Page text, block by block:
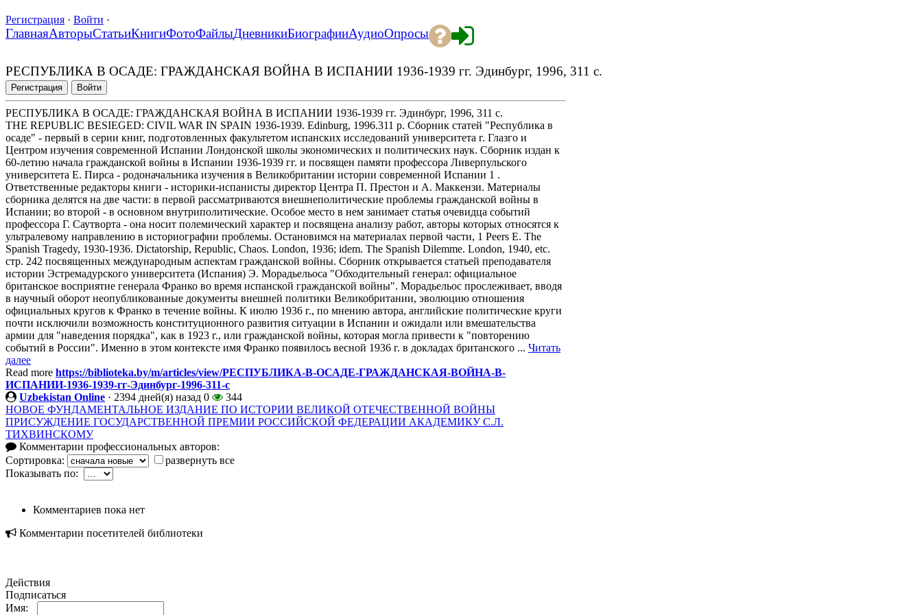
Регистрация · Войти ·
ГлавнаяАвторыСтатьиКнигиФотоФайлыДневникиБиографииАудиоОпросы
РЕСПУБЛИКА В ОСАДЕ: ГРАЖДАНСКАЯ ВОЙНА В ИСПАНИИ 1936-1939 гг. Эдинбург, 1996, 311 с.
Регистрация Войти
РЕСПУБЛИКА В ОСАДЕ: ГРАЖДАНСКАЯ ВОЙНА В ИСПАНИИ 1936-1939 гг. Эдинбург, 1996, 311 с.
THE REPUBLIC BESIEGED: CIVIL WAR IN SPAIN 1936-1939. Edinburg, 1996.311 p. Сборник статей "Республика в
осаде" - первый в серии книг, подготовленных факультетом испанских исследований университета г. Глазго и
Центром изучения современной Испании Лондонской школы экономических и политических наук. Сборник издан к
60-летию начала гражданской войны в Испании 1936-1939 гг. и посвящен памяти профессора Ливерпульского
университета Е. Пирса - родоначальника изучения в Великобритании истории современной Испании 1 .
Ответственные редакторы книги - историки-испанисты директор Центра П. Престон и А. Маккензи. Материалы
сборника делятся на две части: в первой рассматриваются внешнеполитические проблемы гражданской войны в
Испании; во второй - в основном внутриполитические. Особое место в нем занимает статья очевидца событий
профессора Г. Саутворта - она носит полемический характер и посвящена анализу работ, авторы которых относятся к
ультралевому направлению в историографии проблемы. Остановимся на материалах первой части, 1 Peers Е. The
Spanish Tragedy, 1930-1936. Dictatorship, Republic, Chaos. London, 1936; idem. The Spanish Dilemme. London, 1940, etc.
стр. 242 посвященных международным аспектам гражданской войны. Сборник открывается статьей преподавателя
истории Эстремадурского университета (Испания) Э. Морадьельоса "Обходительный генерал: официальное
британское восприятие генерала Франко во время испанской гражданской войны". Морадьельос прослеживает, вводя
в научный оборот неопубликованные документы внешней политики Великобритании, эволюцию отношения
официальных кругов к Франко в течение войны. К июлю 1936 г., по мнению автора, английские политические круги
почти исключили возможность конституционного развития ситуации в Испании и ожидали или вмешательства
армии для "наведения порядка", как в 1923 г., или гражданской войны, которая могла привести к "повторению
событий в России". Именно в этом контексте имя Франко появилось весной 1936 г. в докладах британского ... Читать
далее
Read more https://biblioteka.by/m/articles/view/РЕСПУБЛИКА-В-ОСАДЕ-ГРАЖДАНСКАЯ-ВОЙНА-В-
ИСПАНИИ-1936-1939-гг-Эдинбург-1996-311-с
Uzbekistan Online · 2394 дней(я) назад 0
344
НОВОЕ ФУНДАМЕНТАЛЬНОЕ ИЗДАНИЕ ПО ИСТОРИИ ВЕЛИКОЙ ОТЕЧЕСТВЕННОЙ ВОЙНЫ
ПРИСУЖДЕНИЕ ГОСУДАРСТВЕННОЙ ПРЕМИИ РОССИЙСКОЙ ФЕДЕРАЦИИ АКАДЕМИКУ С.Л.
ТИХВИНСКОМУ
Комментарии профессиональных авторов:
Сортировка:
развернуть все
Показывать по:
Комментариев пока нет
Комментарии посетителей библиотеки
Действия
Подписаться
Имя: